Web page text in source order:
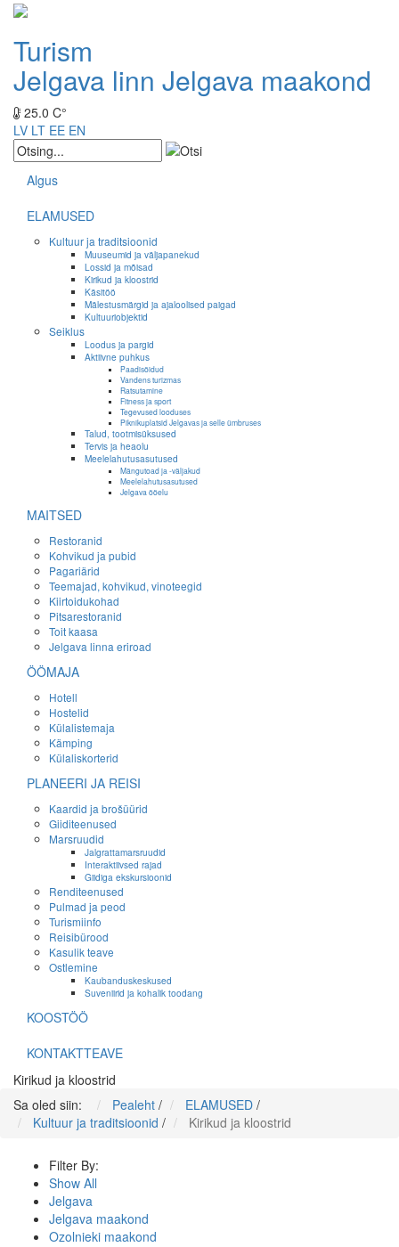
Turism
Jelgava linn Jelgava maakond
25.0 C°
LV LT EE EN
Algus
ELAMUSED
Kultuur ja traditsioonid
Muuseumid ja väljapanekud
Lossid ja mõisad
Kirikud ja kloostrid
Käsitöö
Mälestusmärgid ja ajaloolised paigad
Kultuuriobjektid
Seiklus
Loodus ja pargid
Aktiivne puhkus
Paadisõidud
Vandens turizmas
Ratsutamine
Fitness ja sport
Tegevused looduses
Piknikuplatsid Jelgavas ja selle ümbruses
Talud, tootmisüksused
Tervis ja heaolu
Meelelahutusasutused
Mängutoad ja -väljakud
Meelelahutusasutused
Jelgava ööelu
MAITSED
Restoranid
Kohvikud ja pubid
Pagariärid
Teemajad, kohvikud, vinoteegid
Kiirtoidukohad
Pitsarestoranid
Toit kaasa
Jelgava linna eriroad
ÖÖMAJA
Hotell
Hostelid
Külalistemaja
Kämping
Külaliskorterid
PLANEERI JA REISI
Kaardid ja brošüürid
Giiditeenused
Marsruudid
Jalgrattamarsruudid
Interaktiivsed rajad
Giidiga ekskursioonid
Renditeenused
Pulmad ja peod
Turismiinfo
Reisibürood
Kasulik teave
Ostlemine
Kaubanduskeskused
Suveniirid ja kohalik toodang
KOOSTÖÖ
KONTAKTTEAVE
Kirikud ja kloostrid
Sa oled siin:
Pealeht / ELAMUSED /
Kultuur ja traditsioonid / Kirikud ja kloostrid
Filter By:
Show All
Jelgava
Jelgava maakond
Ozolnieki maakond